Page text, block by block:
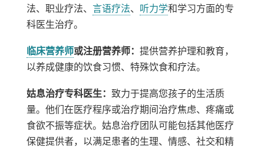
法、职业疗法、 言语疗法、 听力学和学习方面的专
科医生治疗。
临床营养师或注册营养师： 提供营养护理​​和教育，
以养成健康的饮食习惯、特殊饮食和疗法。
姑息治疗专科医生： 致力于提高您孩子的生活质
量。他们在医疗程序或治疗期间治疗焦虑、疼痛或
食欲不振等症状。姑息治疗团队可能包括其他医疗
保健提供者，以满足患者的生理、情感、社交和精